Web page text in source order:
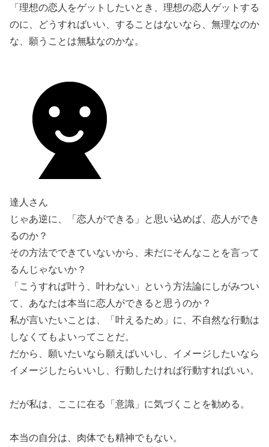
「理想の恋人をゲットしたいとき、理想の恋人ゲットする
のに、どうすればいい、することはないなら、無理なのか
な、願うことは無駄なのかな。
達人さん
じゃあ逆に、「恋人ができる」と思い込めば、恋人ができ
るのか？
その方法でできていないから、未だにそんなことを言って
るんじゃないか？
「こうすれば叶う、叶わない」という方法論にしがみつい
て、あなたは本当に恋人ができると思うのか？
私が言いたいことは、「叶えるため」に、不自然な行動は
しなくてもよいってことだ。
だから、願いたいなら願えばいいし、イメージしたいなら
イメージしたらいいし、行動したければ行動すればいい。
だが私は、ここに在る「意識」に気づくことを勧める。
本当の自分は、肉体でも精神でもない。